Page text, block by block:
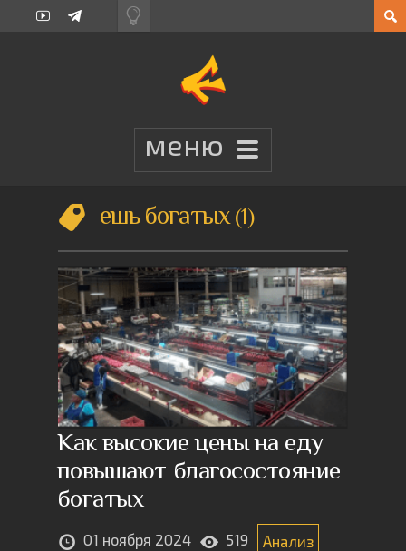
ешь богатых 1
Как высокие цены на еду
повышают благосостояние
богатых
01 ноября 2024 519 Анализ